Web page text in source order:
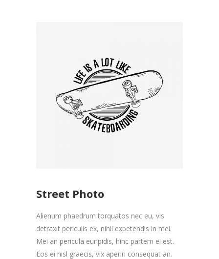
Street Photo
Alienum phaedrum torquatos nec eu, vis
detraxit periculis ex, nihil expetendis in mei.
Mei an pericula euripidis, hinc partem ei est.
Eos ei nisl graecis, vix aperiri consequat an.